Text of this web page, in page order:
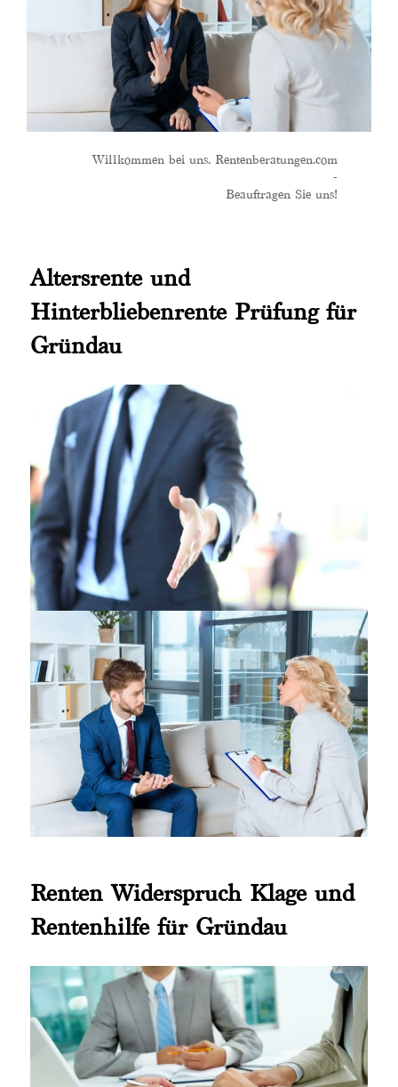
Willkommen bei uns. Rentenberatungen.com
-
Beauftragen Sie uns!
Altersrente und
Hinterbliebenrente Prüfung für
Gründau
Renten Widerspruch Klage und
Rentenhilfe für Gründau